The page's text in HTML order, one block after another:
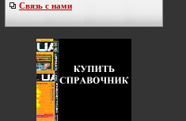
Связь с нами